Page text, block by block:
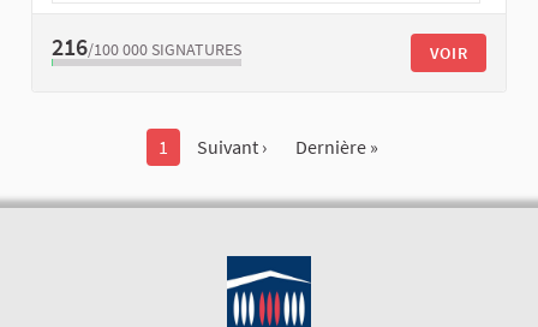
216/100 000 SIGNATURES VOIR
1 Suivant › Dernière »